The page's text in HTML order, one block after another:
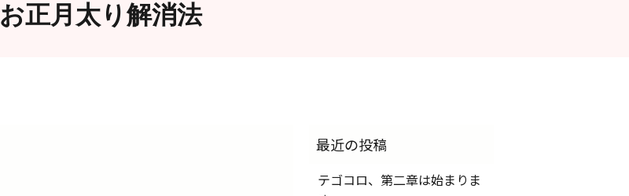
お正月太り解消法
テゴコロ、第二章は始まりま